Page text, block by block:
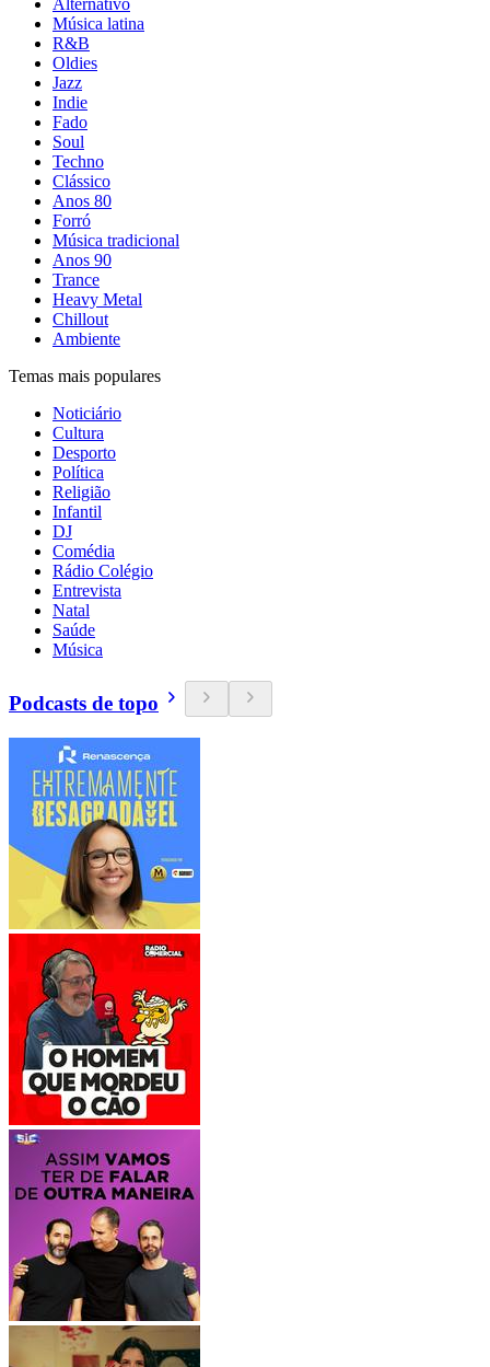
Alternativo
Música latina
R&B
Oldies
Jazz
Indie
Fado
Soul
Techno
Clássico
Anos 80
Forró
Música tradicional
Anos 90
Trance
Heavy Metal
Chillout
Ambiente
Temas mais populares
Noticiário
Cultura
Desporto
Política
Religião
Infantil
DJ
Comédia
Rádio Colégio
Entrevista
Natal
Saúde
Música
Podcasts de topo